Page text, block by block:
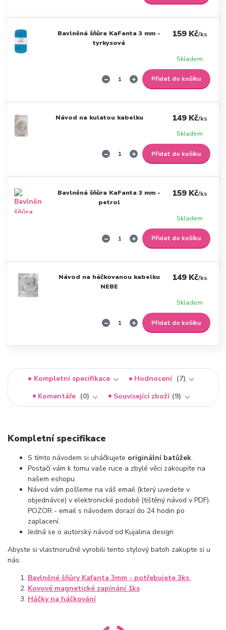
Bavlněná šňůra KaFanta 3 mm -
tyrkysová
159 Kč/ks
Skladem
Přidat do košíku
Návod na kulatou kabelku 149 Kč/ks
Skladem
Přidat do košíku
Bavlněná šňůra KaFanta 3 mm -
petrol
159 Kč/ks
Skladem
Přidat do košíku
Návod na háčkovanou kabelku
NEBE
149 Kč/ks
Skladem
Přidat do košíku
Kompletní specifikace Hodnocení
7
Komentáře
0 Související zboží 9
Kompletní specifikace
S tímto návodem si uháčkujete originální batůžek.
Postačí vám k tomu vaše ruce a zbylé věci zakoupíte na
našem eshopu.
Návod vám pošleme na váš email (který uvedete v
objednávce) v elektronické podobě (tištěný návod v PDF).
POZOR - email s návodem dorazí do 24 hodin po
zaplacení.
Jedná se o autorský návod od Kujalina design
Abyste si vlastnoručně vyrobili tento stylový batoh zakupte si u
nás:
Bavlněné šňůry Kafanta 3mm - potřebujete 3ks
Kovové magnetické zapínání 1ks
Háčky na háčkování